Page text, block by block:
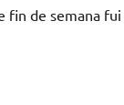
fin de semana